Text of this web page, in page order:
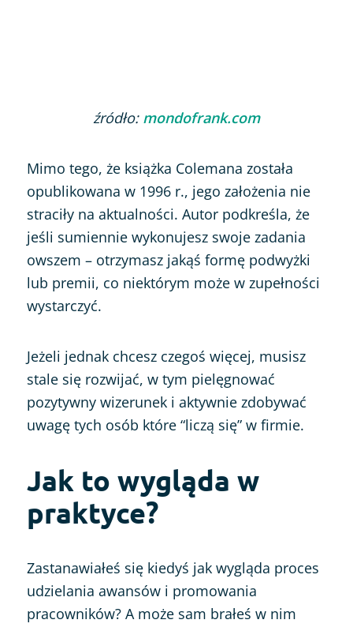
źródło: mondofrank.com
Mimo tego, że książka Colemana została
opublikowana w 1996 r., jego założenia nie
straciły na aktualności. Autor podkreśla, że
jeśli sumiennie wykonujesz swoje zadania
owszem – otrzymasz jakąś formę podwyżki
lub premii, co niektórym może w zupełności
wystarczyć.
Jeżeli jednak chcesz czegoś więcej, musisz
stale się rozwijać, w tym pielęgnować
pozytywny wizerunek i aktywnie zdobywać
uwagę tych osób które “liczą się” w firmie.
Jak to wygląda w
praktyce?
Zastanawiałeś się kiedyś jak wygląda proces
udzielania awansów i promowania
pracowników? A może sam brałeś w nim